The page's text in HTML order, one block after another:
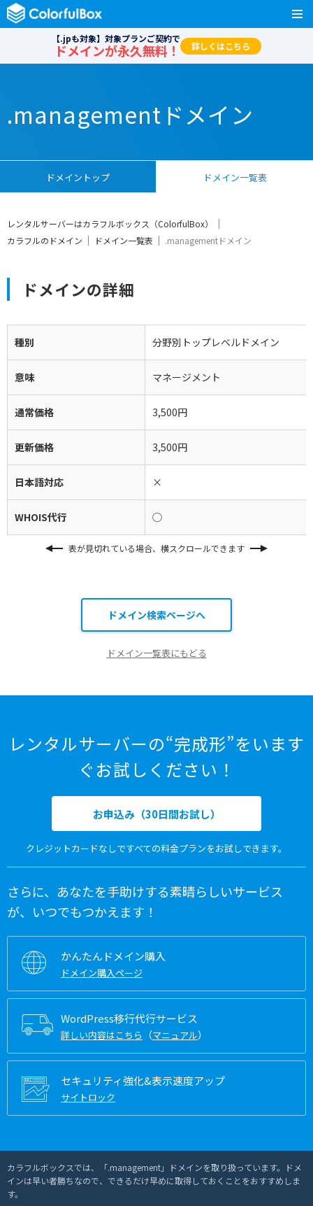
【.jpも対象】対象プランご契約で
ドメインが永久無料！ 詳しくはこちら
.managementドメイン
ドメイントップ ドメイン一覧表
レンタルサーバーはカラフルボックス（ColorfulBox）
カラフルのドメイン
ドメイン一覧表 .managementドメイン
ドメインの詳細
種別 分野別トップレベルドメイン
意味 マネージメント
通常価格 3,500円
更新価格 3,500円
日本語対応 ×
WHOIS代行 ◯
表が見切れている場合、横スクロールできます
ドメイン検索ページへ
ドメイン一覧表にもどる
レンタルサーバーの“完成形”をいます
ぐお試しください！
お申込み（30日間お試し）
クレジットカードなしですべての料金プランをお試しできます。
さらに、あなたを手助けする素晴らしいサービス
が、いつでもつかえます！
かんたんドメイン購入
ドメイン購入ページ
WordPress移行代行サービス
詳しい内容はこちら （マニュアル）
セキュリティ強化&表示速度アップ
サイトロック
カラフルボックスでは、「.management」ドメインを取り扱っています。ドメ
インは早い者勝ちなので、できるだけ早めに取得しておくことをおすすめしま
す。